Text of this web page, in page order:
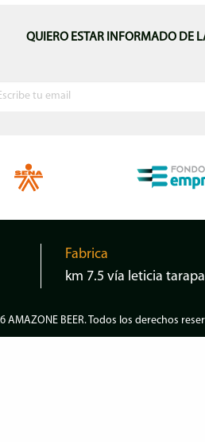
QUIERO ESTAR INFORMADO DE
Fabrica
km 7.5 vía leticia
AMAZONE BEER. Todos los derechos